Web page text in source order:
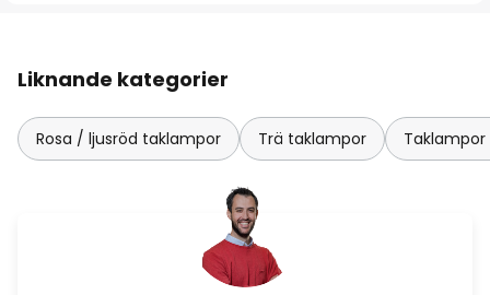
Liknande kategorier
Rosa / ljusröd taklampor Trä taklampor